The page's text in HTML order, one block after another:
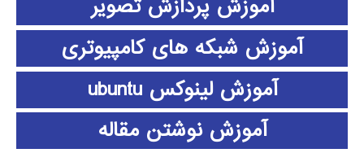
آموزش پردازش تصویر
آموزش شبکه های کامپیوتری
آموزش لینوکس ubuntu
آموزش نوشتن مقاله